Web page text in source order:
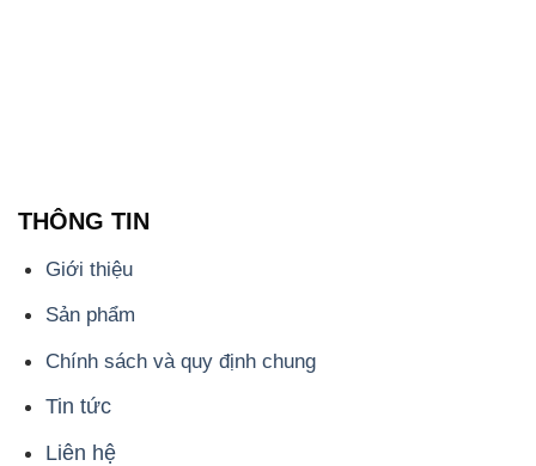
THÔNG TIN
Giới thiệu
Sản phẩm
Chính sách và quy định chung
Tin tức
Liên hệ